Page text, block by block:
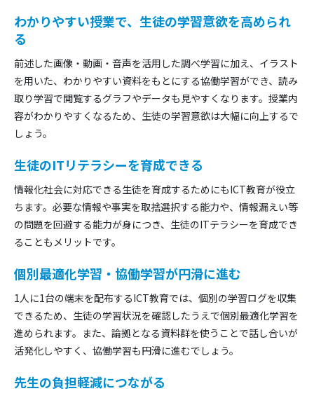
わかりやすい授業で、生徒の学習意欲を高められ
る
前述した画像・動画・音声を活用した調べ学習に加え、イラスト
を用いた、わかりやすい資料をもとにする協働学習ができ、読み
取り学習で閲覧するグラフやデータも見やすくなります。授業内
容がわかりやすくなるため、生徒の学習意欲は大幅に向上するで
しょう。
生徒のITリテラシーを育成できる
情報化社会に対応できる生徒を育成するためにもICT教育が役立
ちます。必要な情報や事実を取捨選択する能力や、情報漏えい等
の問題を回避する能力が身につき、生徒のITテラシーを育成でき
ることもメリットです。
個別最適化学習・協働学習が円滑に進む
1人に1台の端末を配布するICT教育では、個別の学習ログを収集
できるため、生徒の学習状況を確認したうえで個別最適化学習を
進められます。また、論拠となる資料群を使うことで話し合いが
活発化しやすく、協働学習も円滑に進むでしょう。
先生の負担軽減につながる